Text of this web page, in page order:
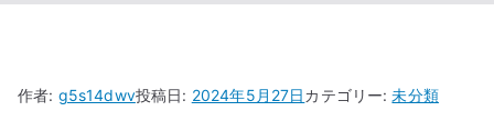
作者: g5s14dwv投稿日: 2024年5月27日カテゴリー:未分類